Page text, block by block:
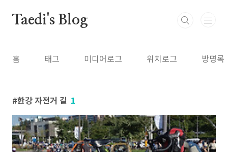
Taedi's Blog
홈 태그 미디어로그 위치로그 방명록
한강 자전거 길 1